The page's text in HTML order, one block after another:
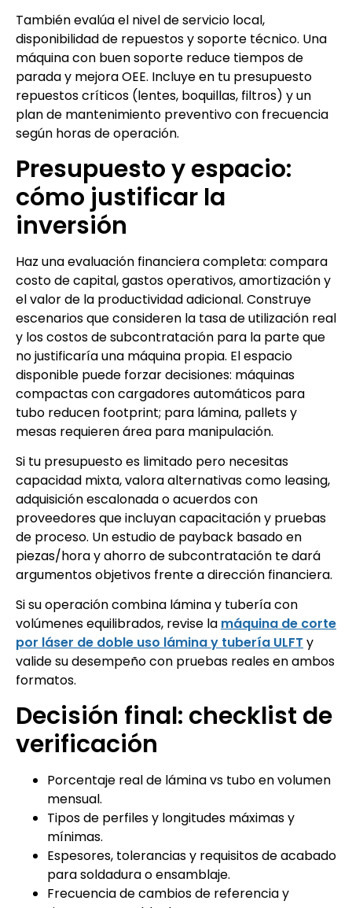
También evalúa el nivel de servicio local,
disponibilidad de repuestos y soporte técnico. Una
máquina con buen soporte reduce tiempos de
parada y mejora OEE. Incluye en tu presupuesto
repuestos críticos (lentes, boquillas, filtros) y un
plan de mantenimiento preventivo con frecuencia
según horas de operación.
Presupuesto y espacio:
cómo justificar la
inversión
Haz una evaluación financiera completa: compara
costo de capital, gastos operativos, amortización y
el valor de la productividad adicional. Construye
escenarios que consideren la tasa de utilización real
y los costos de subcontratación para la parte que
no justificaría una máquina propia. El espacio
disponible puede forzar decisiones: máquinas
compactas con cargadores automáticos para
tubo reducen footprint; para lámina, pallets y
mesas requieren área para manipulación.
Si tu presupuesto es limitado pero necesitas
capacidad mixta, valora alternativas como leasing,
adquisición escalonada o acuerdos con
proveedores que incluyan capacitación y pruebas
de proceso. Un estudio de payback basado en
piezas/hora y ahorro de subcontratación te dará
argumentos objetivos frente a dirección financiera.
Si su operación combina lámina y tubería con
volúmenes equilibrados, revise la máquina de corte
por láser de doble uso lámina y tubería ULFT y
valide su desempeño con pruebas reales en ambos
formatos.
Decisión final: checklist de
verificación
Porcentaje real de lámina vs tubo en volumen
mensual.
Tipos de perfiles y longitudes máximas y
mínimas.
Espesores, tolerancias y requisitos de acabado
para soldadura o ensamblaje.
Frecuencia de cambios de referencia y